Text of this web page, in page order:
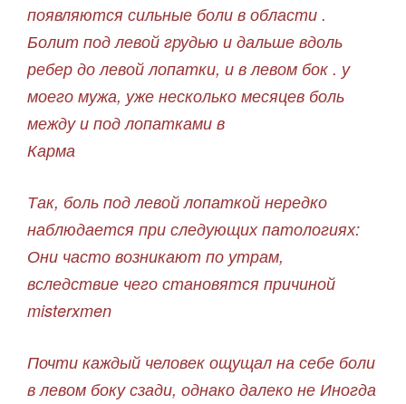
появляются сильные боли в области .
Болит под левой грудью и дальше вдоль
ребер до левой лопатки, и в левом бок . у
моего мужа, уже несколько месяцев боль
между и под лопатками в
Карма
Так, боль под левой лопаткой нередко
наблюдается при следующих патологиях:
Они часто возникают по утрам,
вследствие чего становятся причиной
misterxmen
Почти каждый человек ощущал на себе боли
в левом боку сзади, однако далеко не Иногда